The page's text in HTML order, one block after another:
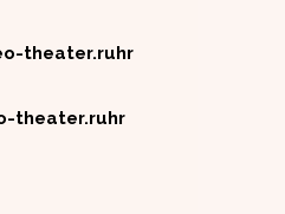
theater.ruhr
theater.ruhr